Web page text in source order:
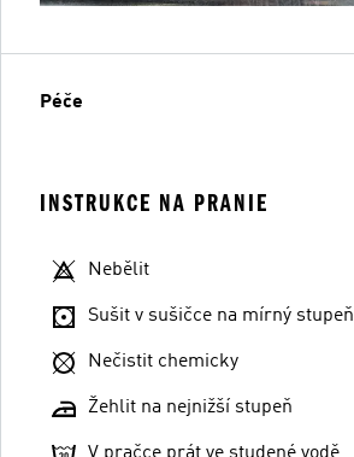
Péče
INSTRUKCE NA PRANIE
Nebělit
Sušit v sušičce na mírný stupeň
Nečistit chemicky
Žehlit na nejnižší stupeň
V pračce prát ve studené vodě